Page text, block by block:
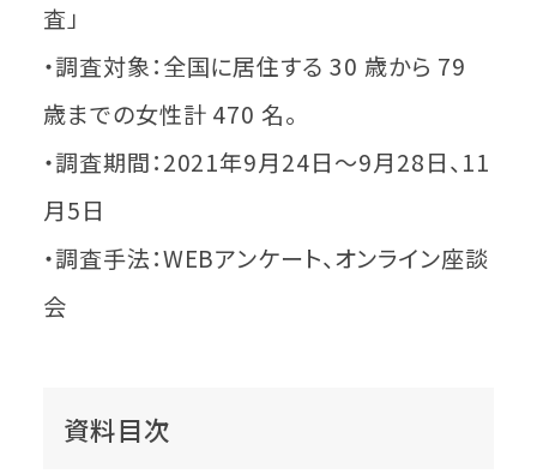
査」
・調査対象：全国に居住する 30 歳から 79
歳までの女性計 470 名。
・調査期間：2021年9月24日～9月28日、11
月5日
・調査手法：WEBアンケート、オンライン座談
会
資料目次